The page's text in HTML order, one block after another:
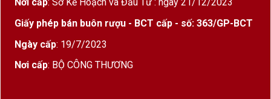
Tanin mượt– không gây gắt hay khô cổ, thích
hợp cả với người mới.
Vị trí địa lý và nguồn gốc nho
Nơi cấp: Sở Kế Hoạch và Đầu Tư : ngày 21/12/2023
Giấy phép bán buôn rượu - BCT cấp - số: 363/GP-BCT
Ngày cấp: 19/7/2023
Nơi cấp: BỘ CÔNG THƯƠNG